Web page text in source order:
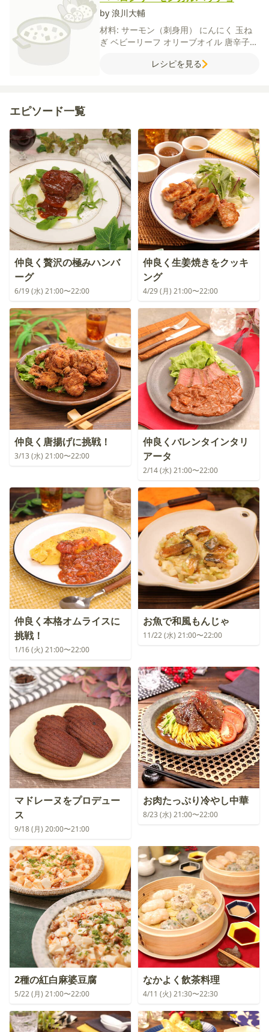
by 浪川大輔
材料: サーモン（刺身用） にんにく 玉ね
ぎ ベビーリーフ オリーブオイル 唐辛子
レシピを見る
エピソード一覧
仲良く贅沢の極みハンバ
ーグ
6/19 (水) 21:00〜22:00
仲良く生姜焼きをクッキ
ング
4/29 (月) 21:00〜22:00
仲良く唐揚げに挑戦！
3/13 (水) 21:00〜22:00
仲良くバレンタインタリ
アータ
2/14 (水) 21:00〜22:00
仲良く本格オムライスに
挑戦！
1/16 (火) 21:00〜22:00
お魚で和風もんじゃ
11/22 (水) 21:00〜22:00
マドレーヌをプロデュー
ス
9/18 (月) 20:00〜21:00
お肉たっぷり冷やし中華
8/23 (水) 21:00〜22:00
2種の紅白麻婆豆腐
5/22 (月) 21:00〜22:00
なかよく飲茶料理
4/11 (火) 21:30〜22:30